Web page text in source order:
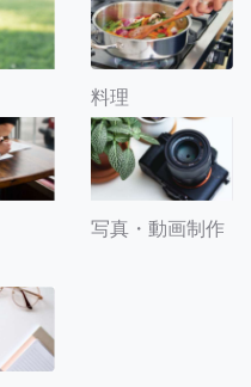
料理
写真・動画制作